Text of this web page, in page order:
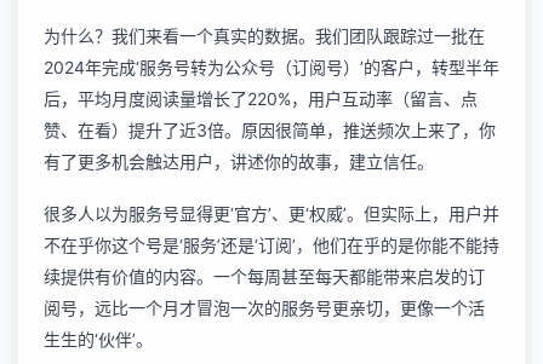
为什么？我们来看一个真实的数据。我们团队跟踪过一批在
2024年完成‘服务号转为公众号（订阅号）’的客户，转型半年
后，平均月度阅读量增长了220%，用户互动率（留言、点
赞、在看）提升了近3倍。原因很简单，推送频次上来了，你
有了更多机会触达用户，讲述你的故事，建立信任。
很多人以为服务号显得更‘官方’、更‘权威’。但实际上，用户并
不在乎你这个号是‘服务’还是‘订阅’，他们在乎的是你能不能持
续提供有价值的内容。一个每周甚至每天都能带来启发的订
阅号，远比一个月才冒泡一次的服务号更亲切，更像一个活
生生的‘伙伴’。